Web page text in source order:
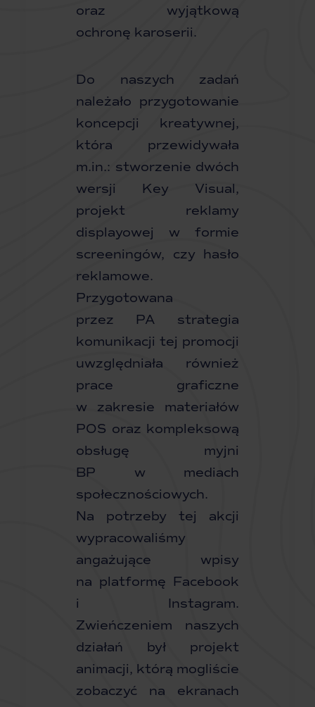
oraz wyjątkową
ochronę karoserii.
Do naszych zadań
należało przygotowanie
koncepcji kreatywnej,
która przewidywała
m.in.: stworzenie dwóch
wersji Key Visual,
projekt reklamy
displayowej w formie
screeningów, czy hasło
reklamowe.
Przygotowana
przez PA strategia
komunikacji tej promocji
uwzględniała również
prace graficzne
w zakresie materiałów
POS oraz kompleksową
obsługę myjni
BP w mediach
społecznościowych.
Na potrzeby tej akcji
wypracowaliśmy
angażujące wpisy
na platformę Facebook
i Instagram.
Zwieńczeniem naszych
działań był projekt
animacji, którą mogliście
zobaczyć na ekranach